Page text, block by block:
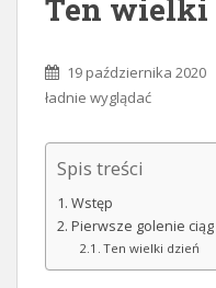
Ten wielki
19 października 2020
ładnie wyglądać
Spis treści
Wstęp
Pierwsze golenie
Ten wielki dzień